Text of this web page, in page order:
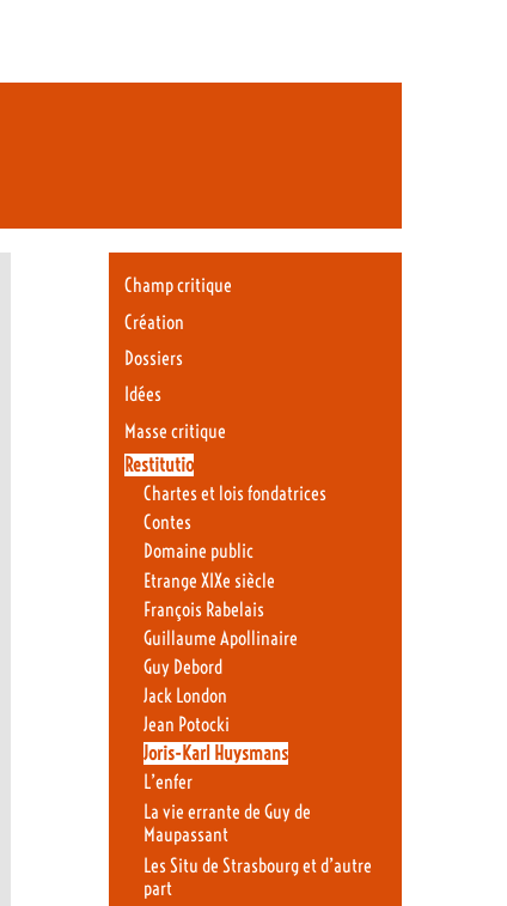
Champ critique
Création
Dossiers
Idées
Masse critique
Restitutio
Chartes et lois fondatrices
Contes
Domaine public
Etrange XIXe siècle
François Rabelais
Guillaume Apollinaire
Guy Debord
Jack London
Jean Potocki
Joris-Karl Huysmans
L’enfer
La vie errante de Guy de
Maupassant
Les Situ de Strasbourg et d’autre
part